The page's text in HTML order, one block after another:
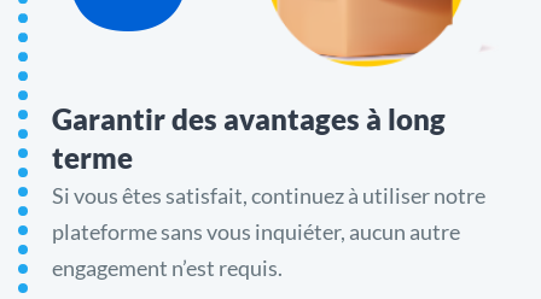
Garantir des avantages à long
terme
Si vous êtes satisfait, continuez à utiliser notre
plateforme sans vous inquiéter, aucun autre
engagement n’est requis.